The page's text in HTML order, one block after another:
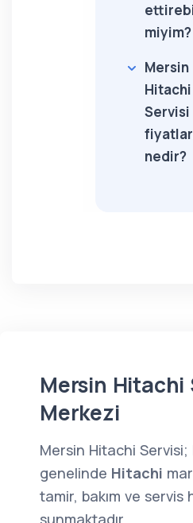
miyim?
Mersin
Hitachi
Servisi
nedir?
Mersin Hitachi
Merkezi
Mersin Hitachi Servisi;
genelinde Hitachi
tamir, bakım ve servis
sunmaktadır.